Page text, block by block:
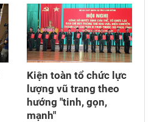
Kiện toàn tổ chức lực
lượng vũ trang theo
hướng "tinh, gọn,
mạnh"